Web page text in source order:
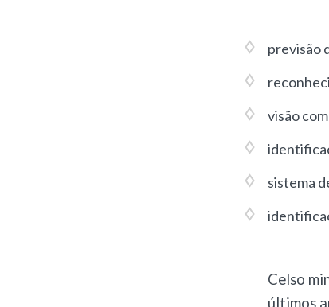
previsão
visão
sistema
Celso
últimos